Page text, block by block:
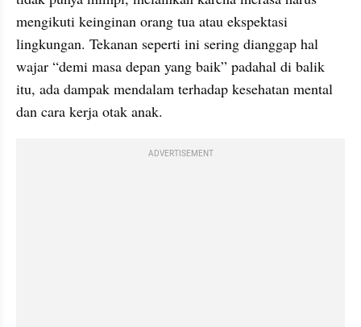
mengikuti keinginan orang tua atau ekspektasi
lingkungan. Tekanan seperti ini sering dianggap hal
wajar “demi masa depan yang baik” padahal di balik
itu, ada dampak mendalam terhadap kesehatan mental
dan cara kerja otak anak.
ADVERTISEMENT